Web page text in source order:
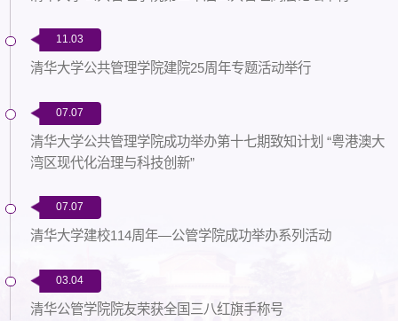
11.03
清华大学公共管理学院建院25周年专题活动举行
07.07
清华大学公共管理学院成功举办第十七期致知计划 “粤港澳大
湾区现代化治理与科技创新”
07.07
清华大学建校114周年—公管学院成功举办系列活动
03.04
清华公管学院院友荣获全国三八红旗手称号